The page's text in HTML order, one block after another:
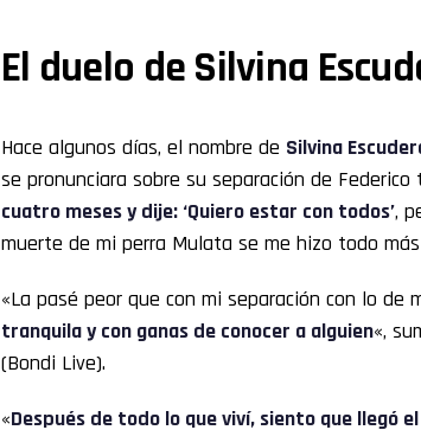
El duelo de Silvina
Hace algunos días, el nombre de Silvina
se pronunciara sobre su separación de
cuatro meses y dije: ‘Quiero estar con todos’,
muerte de mi perra Mulata se me hizo todo más
«La pasé peor que con mi separación con lo de
tranquila y con ganas de conocer a alguien«,
(Bondi Live).
«Después de todo lo que viví, siento que llegó